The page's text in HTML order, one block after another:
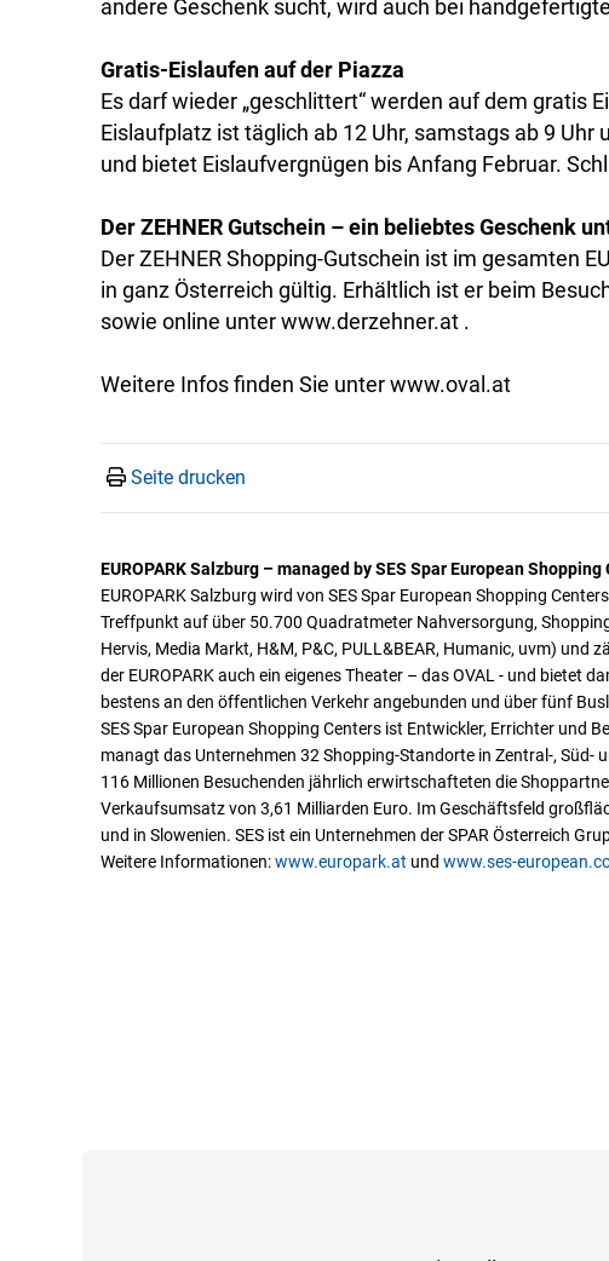
andere Geschenk sucht, wird auch bei
Gratis-Eislaufen auf der Piazza
Es darf wieder „geschlittert“ werden auf dem gratis
Eislaufplatz ist täglich ab 12 Uhr, samstags ab 9
und bietet Eislaufvergnügen bis Anfang Februar.
Der ZEHNER Gutschein – ein beliebtes Geschenk
Der ZEHNER Shopping-Gutschein ist im gesamten
in ganz Österreich gültig. Erhältlich ist er beim
sowie online unter www.derzehner.at .
Weitere Infos finden Sie unter www.oval.at
Seite drucken
EUROPARK Salzburg – managed by SES Spar European Shopping
EUROPARK Salzburg wird von SES Spar European Shopping
Treffpunkt auf über 50.700 Quadratmeter Nahversorgung,
Hervis, Media Markt, H&M, P&C, PULL&BEAR, Humanic, uvm)
der EUROPARK auch ein eigenes Theater – das OVAL - und bietet
bestens an den öffentlichen Verkehr angebunden und über fünf
SES Spar European Shopping Centers ist Entwickler, Errichter und
managt das Unternehmen 32 Shopping-Standorte in Zentral-, Süd-
116 Millionen Besuchenden jährlich erwirtschafteten die
Verkaufsumsatz von 3,61 Milliarden Euro. Im Geschäftsfeld
und in Slowenien. SES ist ein Unternehmen der SPAR Österreich
Weitere Informationen:www.europark.at und www.ses-